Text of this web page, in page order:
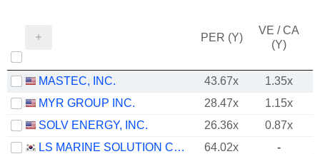
PER (Y)
VE / CA
(Y)
MASTEC, INC. 43.67x 1.35x
MYR GROUP INC.
28.47x 1.15x
SOLV ENERGY, INC.
26.36x
0.87x
LS MARINE SOLUTION CO., LTD.
64.02x
-